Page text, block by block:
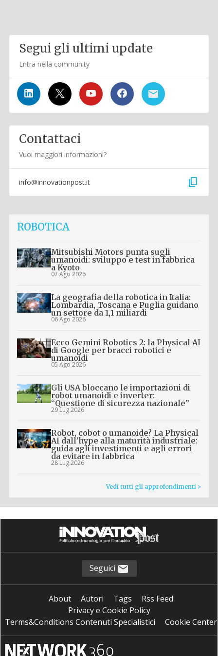
Segui gli ultimi update
Entra nella community
Contattaci
Vuoi maggiori informazioni?
info@innovationpost.it content_copy
ROBOTICA
Mitsubishi Motors punta sugli
umanoidi: sviluppo e test in fabbrica
a Kyoto
07 Ago 2026
La geografia della robotica in Italia:
Lombardia, Toscana e Puglia guidano
un settore da 1,1 miliardi
06 Ago 2026
Ecco Gemini Robotics 2: la Physical AI
di Google per bracci robotici e
umanoidi
05 Ago 2026
Gli USA bloccano le importazioni di
robot umanoidi e inverter:
“Questione di sicurezza nazionale”
29 Lug 2026
Robot, cobot o umanoide? La Physical
AI dall’hype alla maturità industriale:
guida agli investimenti e agli errori
da evitare in fabbrica
28 Lug 2026
Vedi tutti gli approfondimenti >
Seguici
About Autori Tags
Rss Feed
Privacy e Cookie Policy
Terms&Conditions Contenuti Specialistici
Cookie Center